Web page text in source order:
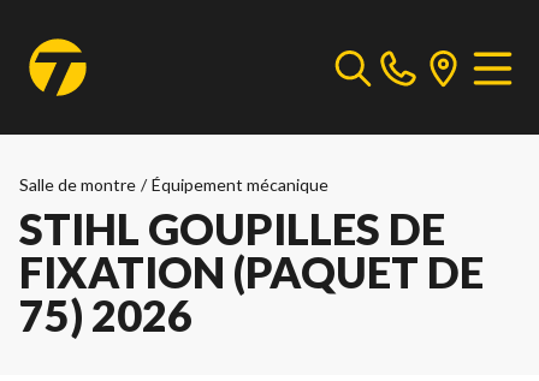
Salle de montre / Équipement mécanique
STIHL GOUPILLES DE
FIXATION (PAQUET DE
75) 2026